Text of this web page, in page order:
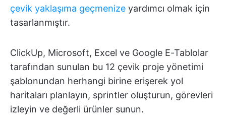
çevik yaklaşıma geçmenize yardımcı olmak için
tasarlanmıştır.
ClickUp, Microsoft, Excel ve Google E-Tablolar
tarafından sunulan bu 12 çevik proje yönetimi
şablonundan herhangi birine erişerek yol
haritaları planlayın, sprintler oluşturun, görevleri
izleyin ve değerli ürünler sunun.